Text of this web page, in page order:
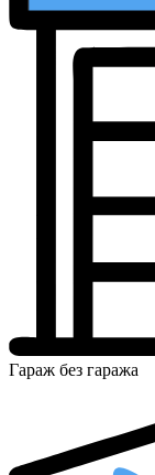
Гараж без гаража